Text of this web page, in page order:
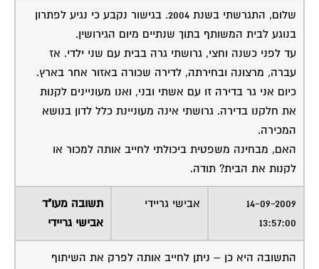
שלום, התגרשתי בשנת 2004. בגישור נקבע כי נגיע לפתרון
בנוגע לבית המשותף בתוך שנתיים מיום הגירושין.
עד לפני כשנה וחצי, גרושתי גרה בבית עם שני ילדי. אז
עברה, מרצונה ובחירתה, לדירה שכורה באזור אחר בארץ.
כיום אני גר בדירה זו עם אשתי ובני, ואנו מעוניינים לקנות
את חלקנו בדירה. גרושתי אינה מעוניינת כלל לדון בנושא
המכירה.
האם, מבחינה משפטית ביכולתי לחייב אותה למכור או
לקנות את הבית? תודה.
14-09-2009
13:57:00
אבישי גריידי
תשובה מעו"ד
אבישי גריידי
התשובה היא כן – ניתן לחייב אותה לפרק את השיתוף